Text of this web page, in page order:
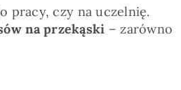
pracy, czy na uczelnię.
na przekąski – zarówno